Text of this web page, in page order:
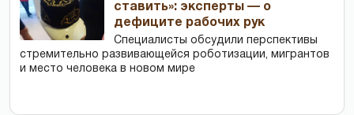
ставить»: эксперты — о
дефиците рабочих рук
Специалисты обсудили перспективы
стремительно развивающейся роботизации, мигрантов
и место человека в новом мире